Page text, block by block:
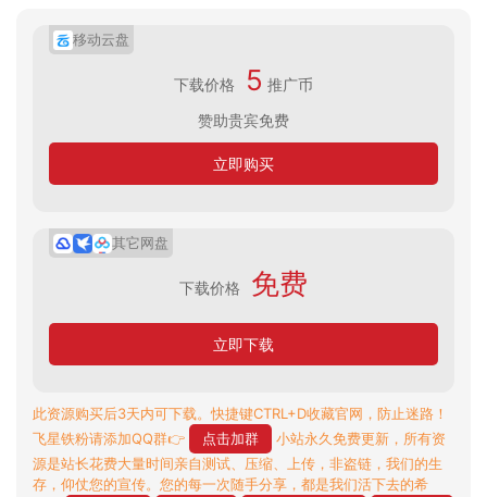
移动云盘
下载价格 5 推广币
赞助贵宾免费
立即购买
其它网盘
下载价格 免费
立即下载
此资源购买后3天内可下载。快捷键CTRL+D收藏官网，防止迷路！
飞星铁粉请添加QQ群👉
点击加群
小站永久免费更新，所有资
源是站长花费大量时间亲自测试、压缩、上传，非盗链，我们的生
存，仰仗您的宣传。您的每一次随手分享，都是我们活下去的希